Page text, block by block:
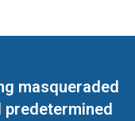
masqueraded
predetermined